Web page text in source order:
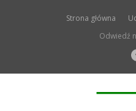
Strona główna
Odwiedź